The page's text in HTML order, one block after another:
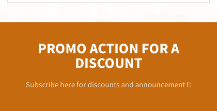
PROMO ACTION FOR A
DISCOUNT
Subscribe here for discounts and announcement !!